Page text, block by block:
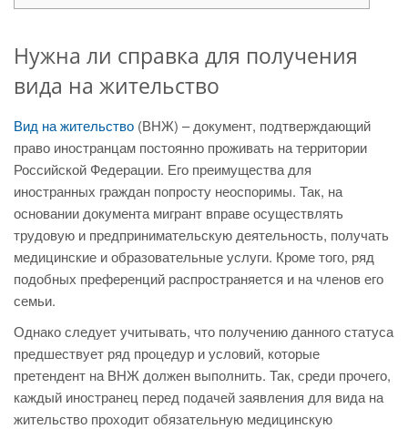
Нужна ли справка для получения
вида на жительство
Вид на жительство (ВНЖ) – документ, подтверждающий
право иностранцам постоянно проживать на территории
Российской Федерации. Его преимущества для
иностранных граждан попросту неоспоримы. Так, на
основании документа мигрант вправе осуществлять
трудовую и предпринимательскую деятельность, получать
медицинские и образовательные услуги. Кроме того, ряд
подобных преференций распространяется и на членов его
семьи.
Однако следует учитывать, что получению данного статуса
предшествует ряд процедур и условий, которые
претендент на ВНЖ должен выполнить. Так, среди прочего,
каждый иностранец перед подачей заявления для вида на
жительство проходит обязательную медицинскую